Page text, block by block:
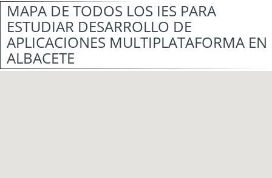
MAPA DE TODOS LOS IES PARA
ESTUDIAR DESARROLLO DE
APLICACIONES MULTIPLATAFORMA EN
ALBACETE